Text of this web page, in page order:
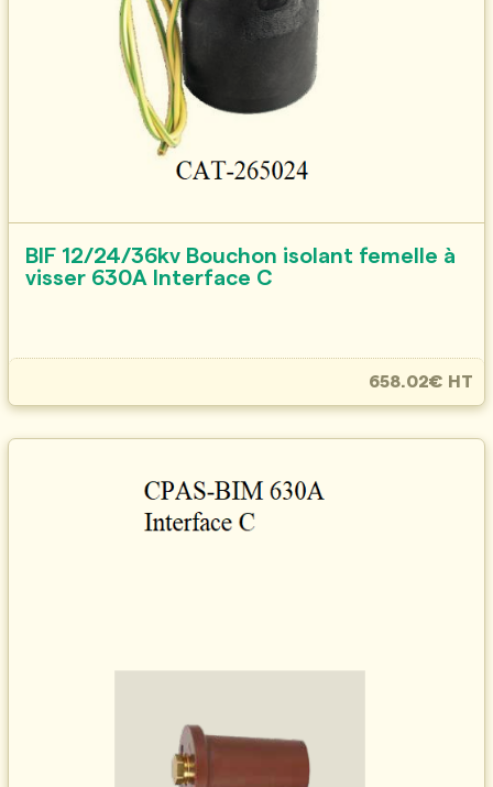
BIF 12/24/36kv Bouchon isolant femelle à
visser 630A Interface C
658.02€ HT